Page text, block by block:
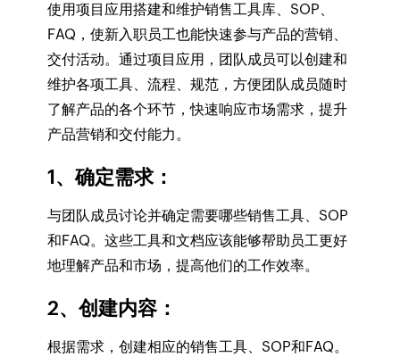
使用项目应用搭建和维护销售工具库、SOP、
FAQ，使新入职员工也能快速参与产品的营销、
交付活动。通过项目应用，团队成员可以创建和
维护各项工具、流程、规范，方便团队成员随时
了解产品的各个环节，快速响应市场需求，提升
产品营销和交付能力。
1、确定需求：
与团队成员讨论并确定需要哪些销售工具、SOP
和FAQ。这些工具和文档应该能够帮助员工更好
地理解产品和市场，提高他们的工作效率。
2、创建内容：
根据需求，创建相应的销售工具、SOP和FAQ。